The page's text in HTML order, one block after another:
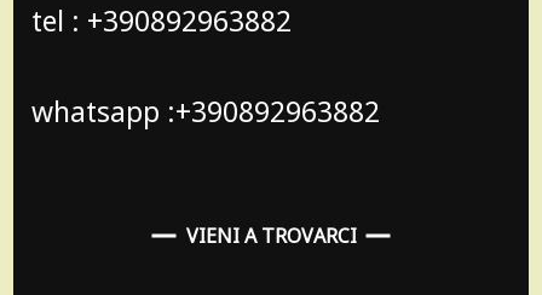
tel : +390892963882
whatsapp :+390892963882
VIENI A TROVARCI